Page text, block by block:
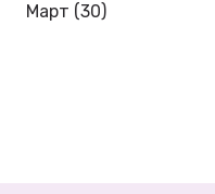
Март (30)